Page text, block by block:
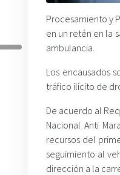
Procesamiento y
en un retén en la
ambulancia.
Los encausados
tráfico ilícito de
De acuerdo al
Nacional Anti
recursos del
seguimiento al
dirección a la